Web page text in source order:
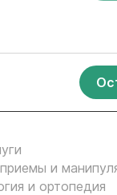
и
и ортопедия